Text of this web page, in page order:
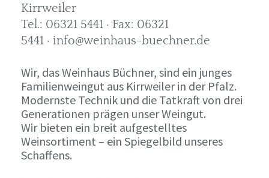
Kirrweiler
Tel.: 06321 5441 · Fax: 06321
5441 · info@weinhaus-buechner.de
Wir, das Weinhaus Büchner, sind ein junges
Familienweingut aus Kirrweiler in der Pfalz.
Modernste Technik und die Tatkraft von drei
Generationen prägen unser Weingut.
Wir bieten ein breit aufgestelltes
Weinsortiment – ein Spiegelbild unseres
Schaffens.